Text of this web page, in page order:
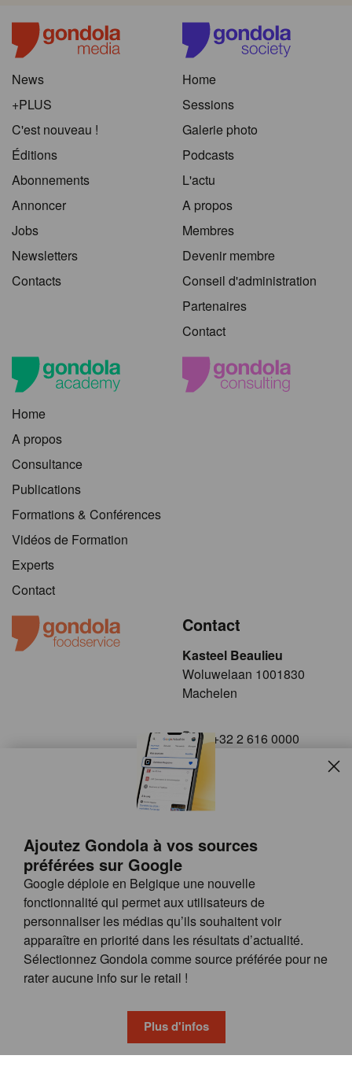
Ajoutez Gondola à vos sources
préférées sur Google
Google déploie en Belgique une nouvelle
fonctionnalité qui permet aux utilisateurs de
personnaliser les médias qu’ils souhaitent voir
apparaître en priorité dans les résultats d’actualité.
Sélectionnez Gondola comme source préférée pour ne
rater aucune info sur le retail !
Plus d'infos
News
+PLUS
C'est nouveau !
Éditions
Abonnements
Annoncer
Jobs
Newsletters
Contacts
Home
Sessions
Galerie photo
Podcasts
L'actu
A propos
Membres
Devenir membre
Conseil d'administration
Partenaires
Contact
Home
A propos
Consultance
Publications
Formations & Conférences
Vidéos de Formation
Experts
Contact
Contact
Kasteel Beaulieu
​​​Woluwelaan 1001830
Machelen
+32 2 616 0000
Follow us on
© GONDOLA GROUP
FAQ
CONDITIONS GÉNÉRALES
PRIVACY & COOKIE POLICY
wieni